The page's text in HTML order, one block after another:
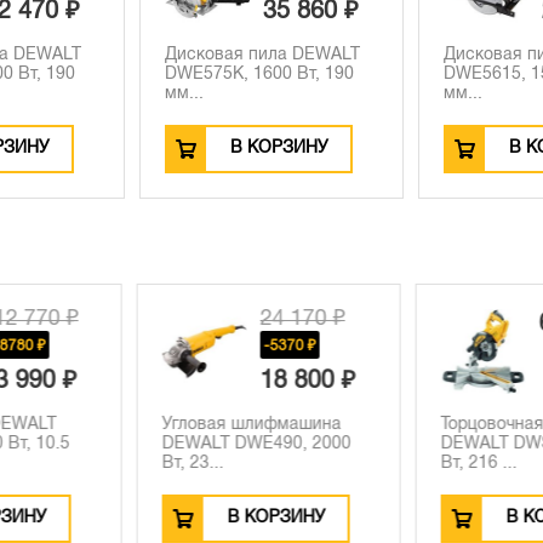
860 ₽
DEWALT
Вт, 190
22 190 ₽
Дисковая пила DEWALT
DWE5615, 1500 Вт, 190
мм...
В КОРЗИНУ
Дисковая
DWS520KT,
м...
В
170 ₽
₽
800 ₽
2000
61 680 ₽
Торцовочная пила
DEWALT DWS774, 1400
Вт, 216 ...
В КОРЗИНУ
Рубанок
DW680K,
об/мин, ...
В